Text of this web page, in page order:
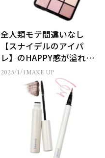
全人類モテ間違いなし
【スナイデルのアイパ
レ】のHAPPY感が溢れす
ぎてる…
2025/1/1MAKE UP